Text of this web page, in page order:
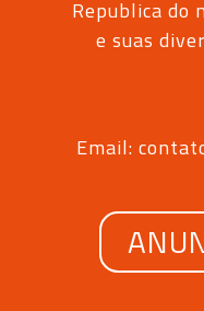
Republica do
e suas
Email: